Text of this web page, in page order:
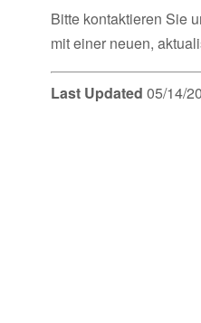
Bitte kontaktieren Sie
mit einer neuen,
Last Updated 05/14/